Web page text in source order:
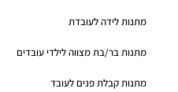
מתנות לידה לעובדת
מתנות בר/בת מצווה לילדי עובדים
מתנות קבלת פנים לעובד